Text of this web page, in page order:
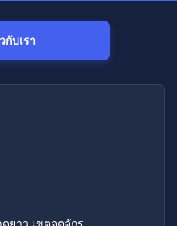
กับเรา